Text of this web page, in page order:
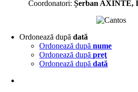
Coordonatori: Șerban AXINTE,
Ordonează dupădată
Ordonează dupănume
Ordonează dupăpreţ
Ordonează dupădată